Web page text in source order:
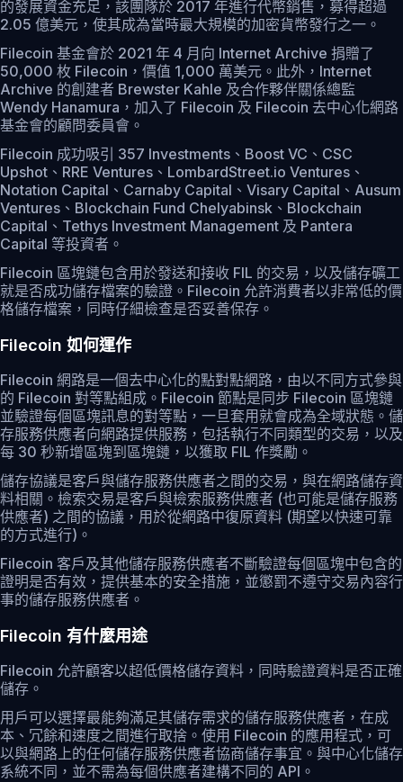
的發展資金充足，該團隊於 2017 年進行代幣銷售，募得超過
2.05 億美元，使其成為當時最大規模的加密貨幣發行之一。
Filecoin 基金會於 2021 年 4 月向 Internet Archive 捐贈了
50,000 枚 Filecoin，價值 1,000 萬美元。此外，Internet
Archive 的創建者 Brewster Kahle 及合作夥伴關係總監
Wendy Hanamura，加入了 Filecoin 及 Filecoin 去中心化網路
基金會的顧問委員會。
Filecoin 成功吸引 357 Investments、Boost VC、CSC
Upshot、RRE Ventures、LombardStreet.io Ventures、
Notation Capital、Carnaby Capital、Visary Capital、Ausum
Ventures、Blockchain Fund Chelyabinsk、Blockchain
Capital、Tethys Investment Management 及 Pantera
Capital 等投資者。
Filecoin 區塊鏈包含用於發送和接收 FIL 的交易，以及儲存礦工
就是否成功儲存檔案的驗證。Filecoin 允許消費者以非常低的價
格儲存檔案，同時仔細檢查是否妥善保存。
Filecoin 如何運作
Filecoin 網路是一個去中心化的點對點網路，由以不同方式參與
的 Filecoin 對等點組成。Filecoin 節點是同步 Filecoin 區塊鏈
並驗證每個區塊訊息的對等點，一旦套用就會成為全域狀態。儲
存服務供應者向網路提供服務，包括執行不同類型的交易，以及
每 30 秒新增區塊到區塊鏈，以獲取 FIL 作獎勵。
儲存協議是客戶與儲存服務供應者之間的交易，與在網路儲存資
料相關。檢索交易是客戶與檢索服務供應者 (也可能是儲存服務
供應者) 之間的協議，用於從網路中復原資料 (期望以快速可靠
的方式進行)。
Filecoin 客戶及其他儲存服務供應者不斷驗證每個區塊中包含的
證明是否有效，提供基本的安全措施，並懲罰不遵守交易內容行
事的儲存服務供應者。
Filecoin 有什麼用途
Filecoin 允許顧客以超低價格儲存資料，同時驗證資料是否正確
儲存。
用戶可以選擇最能夠滿足其儲存需求的儲存服務供應者，在成
本、冗餘和速度之間進行取捨。使用 Filecoin 的應用程式，可
以與網路上的任何儲存服務供應者協商儲存事宜。與中心化儲存
系統不同，並不需為每個供應者建構不同的 API。